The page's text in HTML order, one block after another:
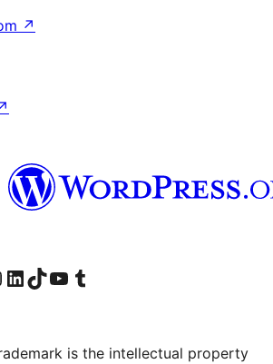
↗
关注我们的 LinkedIn 主页访问我们的 TikTok 账号访问我们的 YouTube 频道 访问我们的 Tumblr 账号
is the intellectual property